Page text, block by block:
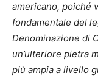
americano, poiché
fondamentale del
Denominazione di
un’ulteriore pietra
più ampia a livello